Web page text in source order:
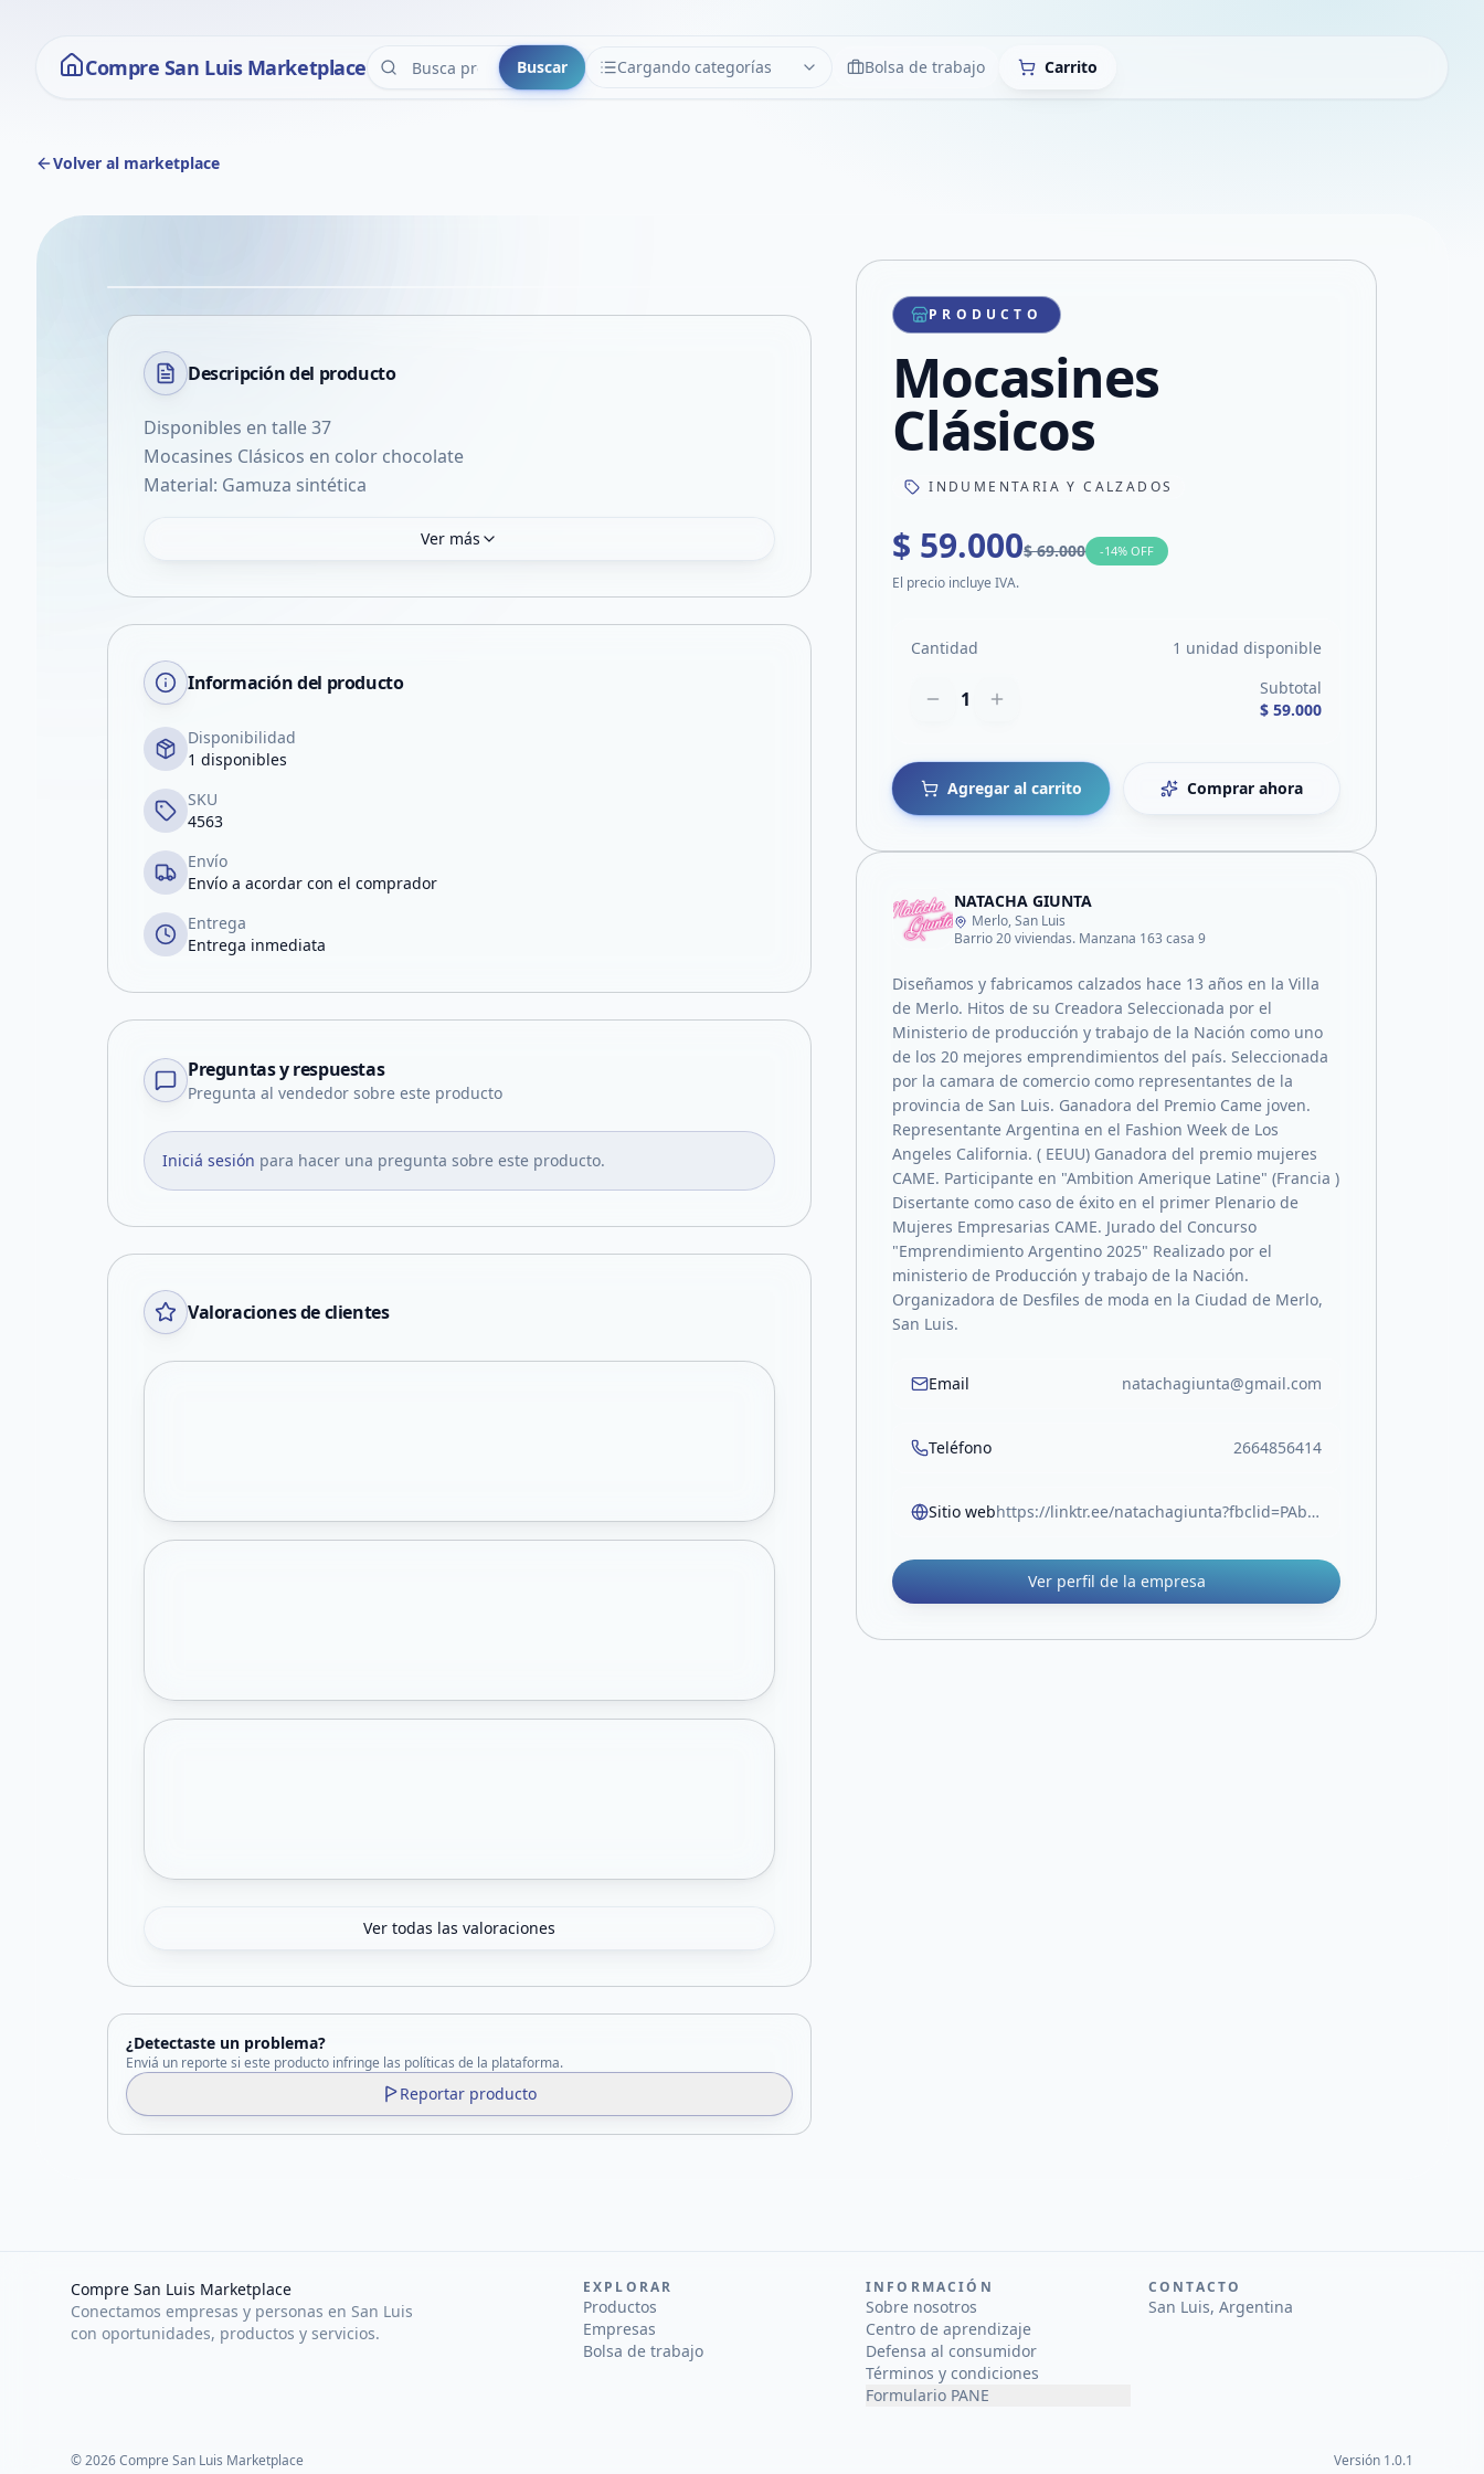
Compre San Luis Marketplace Buscar Cargando categorías
CATEGORÍAS LimpiarBolsa de trabajo Carrito
Volver al marketplace
VER EN PANTALLA COMPLETA
Compartir producto
Compartir por WhatsApp
Compartir por mail
Compartir en Facebook
Compartir en X
Descripción del producto
Disponibles en talle 37
Mocasines Clásicos en color chocolate
Material: Gamuza sintética
Ver más
Información del producto
Disponibilidad
1 disponibles
SKU
4563
Envío
Envío a acordar con el comprador
Entrega
Entrega inmediata
Preguntas y respuestas
Pregunta al vendedor sobre este producto
Iniciá sesión para hacer una pregunta sobre este producto.
Valoraciones de clientes
Ver todas las valoraciones
¿Detectaste un problema?
Enviá un reporte si este producto infringe las políticas de la plataforma.
Reportar producto
PRODUCTO
Mocasines
Clásicos
INDUMENTARIA Y CALZADOS
$ 59.000$ 69.000 -14% OFF
El precio incluye IVA.
Cantidad 1 unidad disponible
1
Subtotal
$ 59.000
Agregar al carrito Comprar ahora
NATACHA GIUNTA
Merlo, San Luis
Barrio 20 viviendas. Manzana 163 casa 9
Diseñamos y fabricamos calzados hace 13 años en la Villa
de Merlo. Hitos de su Creadora Seleccionada por el
Ministerio de producción y trabajo de la Nación como uno
de los 20 mejores emprendimientos del país. Seleccionada
por la camara de comercio como representantes de la
provincia de San Luis. Ganadora del Premio Came joven.
Representante Argentina en el Fashion Week de Los
Angeles California. ( EEUU) Ganadora del premio mujeres
CAME. Participante en "Ambition Amerique Latine" (Francia )
Disertante como caso de éxito en el primer Plenario de
Mujeres Empresarias CAME. Jurado del Concurso
"Emprendimiento Argentino 2025" Realizado por el
ministerio de Producción y trabajo de la Nación.
Organizadora de Desfiles de moda en la Ciudad de Merlo,
San Luis.
Email natachagiunta@gmail.com
Teléfono 2664856414
Sitio web https://linktr.ee/natachagiunta?fbclid=PAb21jcAM9lj5leHRuA2FlbQIxMQABp7vMIBajFMLWcka3KC1GucMIjLd6jwWM2qnn5-QHZJQES0WKw1uzETET0CIr_aem_iuNga_K2s2s2jySQ7uTFYA
Ver perfil de la empresa
Compre San Luis Marketplace
Conectamos empresas y personas en San Luis
con oportunidades, productos y servicios.
EXPLORAR
Productos
Empresas
Bolsa de trabajo
INFORMACIÓN
Sobre nosotros
Centro de aprendizaje
Defensa al consumidor
Términos y condiciones
Formulario PANE
CONTACTO
San Luis, Argentina
©2026Compre San Luis Marketplace Versión 1.0.1